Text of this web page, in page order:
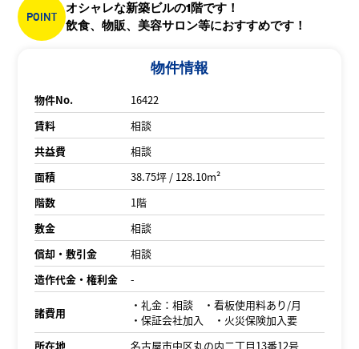
POINT
オシャレな新築ビルの1階です！
飲食、物販、美容サロン等におすすめです！
物件情報
物件No.
16422
賃料
相談
共益費
相談
面積
38.75坪 / 128.10m²
階数
1階
敷金
相談
償却・敷引金
相談
造作代金・権利金
-
諸費用
・礼金：相談 ・看板使用料あり/月
・保証会社加入 ・火災保険加入要
所在地
名古屋市中区丸の内二丁目13番12号